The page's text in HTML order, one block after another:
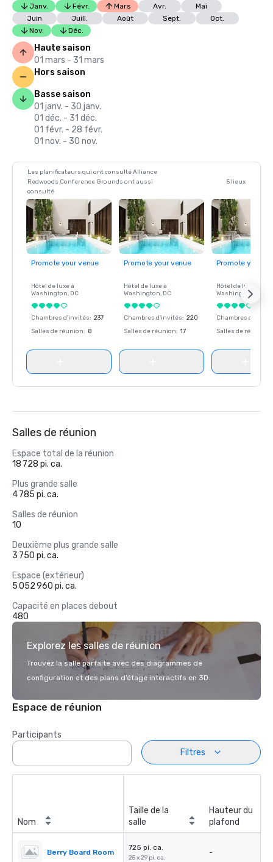
Janv. Févr. Mars Avr.
Mai
Juin
Juill. Août Sept.
Oct.
Nov.
Déc.
Haute saison
01 mars - 31 mars
Hors saison
Basse saison
01 janv. - 30 janv.
01 déc. - 31 déc.
01 févr. - 28 févr.
01 nov. - 30 nov.
Les planificateurs qui ont consulté Alliance
Redwoods Conference Grounds ont aussi
consulté
5 lieux
Promote your venue
Hôtel de luxe à
Washington, DC
Chambres d'invités: 237
Salles de réunion: 8
Promote your venue
Hôtel de luxe à
Washington, DC
Chambres d'invités: 220
Salles de réunion: 17
Promote your
Hôtel de luxe à
Washington
Chambres
Salles de réunion
Salles de réunion
Espace total de la réunion
18 728 pi. ca.
Plus grande salle
4 785 pi. ca.
Salles de réunion
10
Deuxième plus grande salle
3 750 pi. ca.
Espace (extérieur)
5 052 960 pi. ca.
Capacité en places debout
480
Explorez les salles de réunion
Trouvez la salle parfaite avec des diagrammes de
configuration et des plans d’étage interactifs en 3D.
Espace de réunion
Participants
Filtres
Nom
Taille de la
salle
Hauteur du
plafond
Berry Board Room
725 pi. ca.
25 x 29 pi. ca.
-